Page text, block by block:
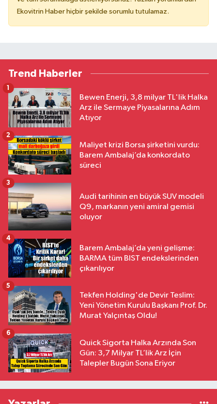
Ekovitrin Haber hiçbir şekilde sorumlu tutulamaz.
Trend Haberler
Bewen Enerji, 3,8 milyar TL'lik Halka
Arz ile Sermaye Piyasalarına Adım
Atıyor
1
Maliyet krizi Borsa şirketini vurdu:
Barem Ambalaj’da konkordato
süreci
2
Audi tarihinin en büyük SUV modeli
Q9, markanın yeni amiral gemisi
oluyor
3
Barem Ambalaj’da yeni gelişme:
BARMA tüm BIST endekslerinden
çıkarılıyor
4
Tekfen Holding'de Devir Teslim:
Yeni Yönetim Kurulu Başkanı Prof. Dr.
Murat Yalçıntaş Oldu!
5
Quick Sigorta Halka Arzında Son
Gün: 3,7 Milyar TL’lik Arz İçin
Talepler Bugün Sona Eriyor
6